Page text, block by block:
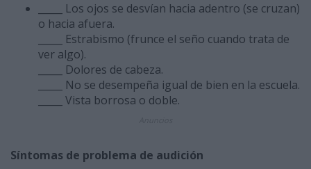
_____ Los ojos se desvían hacia adentro (se cruzan)
o hacia afuera.
_____ Estrabismo (frunce el seño cuando trata de
ver algo).
_____ Dolores de cabeza.
_____ No se desempeña igual de bien en la escuela.
_____ Vista borrosa o doble.
Síntomas de problema de audición